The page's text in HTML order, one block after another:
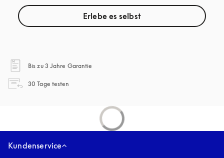
Erlebe es selbst
Bis zu 3 Jahre Garantie
30 Tage testen
Kundenservice